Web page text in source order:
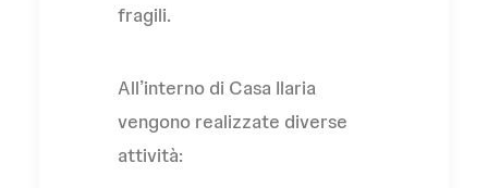
fragili.
All’interno di Casa Ilaria
vengono realizzate diverse
attività: